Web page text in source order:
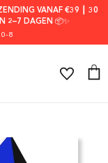
VANAF €39 ┃ 30
2–7 DAGEN 📦✨
8